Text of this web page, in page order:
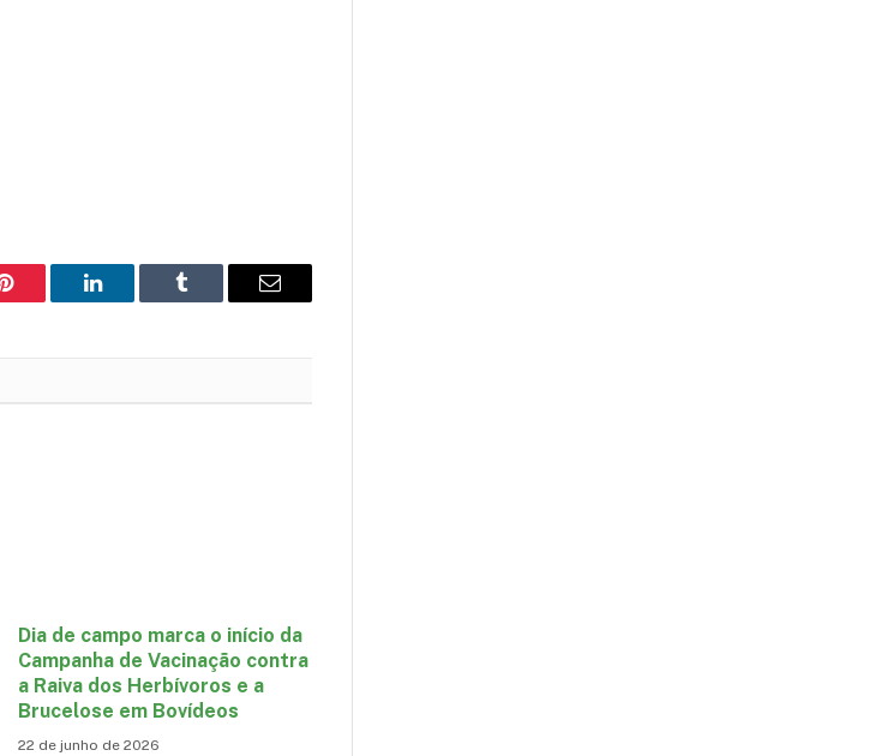
Pinterest LinkedIn Tumblr
E-
Dia de campo marca o início da
Campanha de Vacinação contra
a Raiva dos Herbívoros e a
Brucelose em Bovídeos
22 de junho de 2026